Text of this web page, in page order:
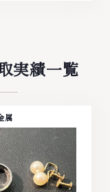
実績一覧
属